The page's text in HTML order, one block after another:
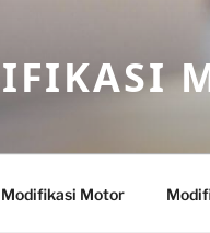
Modifikasi Motor